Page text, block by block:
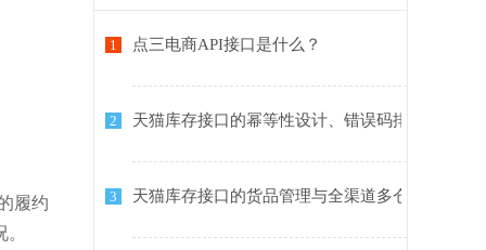
履约
1 点三电商API接口是什么？
2 天猫库存接口的幂等性设计、错误码排查与稳定
3 天猫库存接口的货品管理与全渠道多仓库存同步